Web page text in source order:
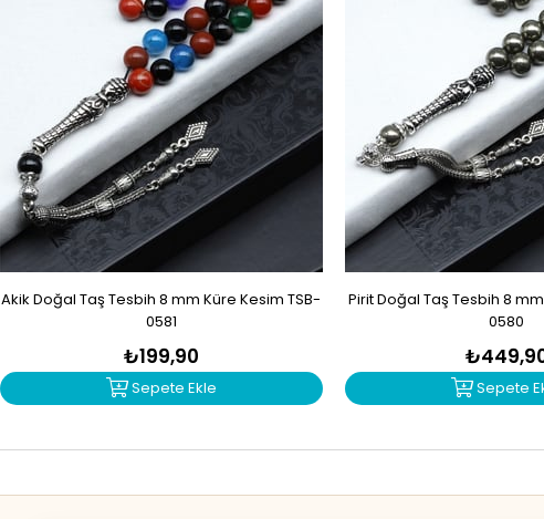
Akik Doğal Taş Tesbih 8 mm Küre Kesim TSB-
0581
₺199,90
Sepete Ekle
Pirit Doğal Taş Tesbih 8
0580
Sepete